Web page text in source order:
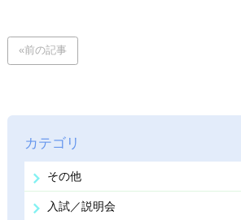
«前の記事
カテゴリ
その他
入試／説明会